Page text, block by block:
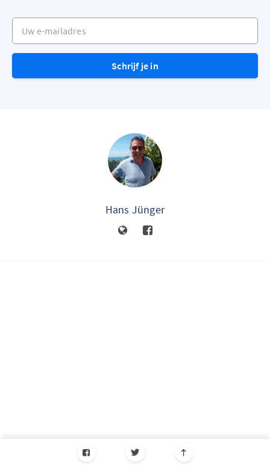
Uw e-mailadres
Schrijf je in
Hans Jünger